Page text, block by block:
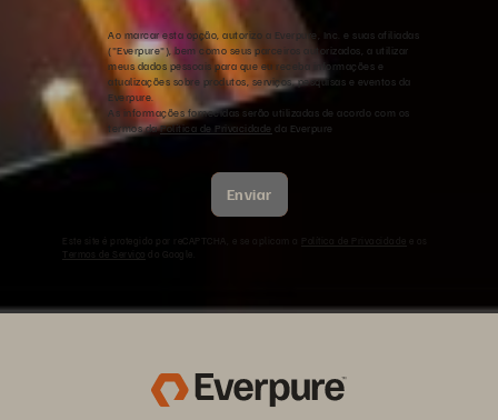
Ao marcar esta opção, autorizo a Everpure, Inc. e suas afiliadas
("Everpure"), bem como seus parceiros autorizados, a utilizar
meus dados pessoais para que eu receba informações e
atualizações sobre produtos, serviços, pesquisas e eventos da
Everpure.
As informações fornecidas serão utilizadas de acordo com os
termos daPolítica de Privacidade da Everpure
Enviar
Este site é protegido por reCAPTCHA, e se aplicam a
Termos de Serviço